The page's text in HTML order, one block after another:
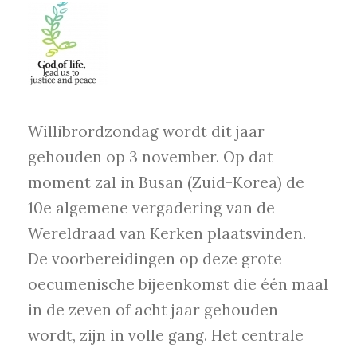
Willibrordzondag wordt dit jaar
gehouden op 3 november. Op dat
moment zal in Busan (Zuid-Korea) de
10e algemene vergadering van de
Wereldraad van Kerken plaatsvinden.
De voorbereidingen op deze grote
oecumenische bijeenkomst die één maal
in de zeven of acht jaar gehouden
wordt, zijn in volle gang. Het centrale